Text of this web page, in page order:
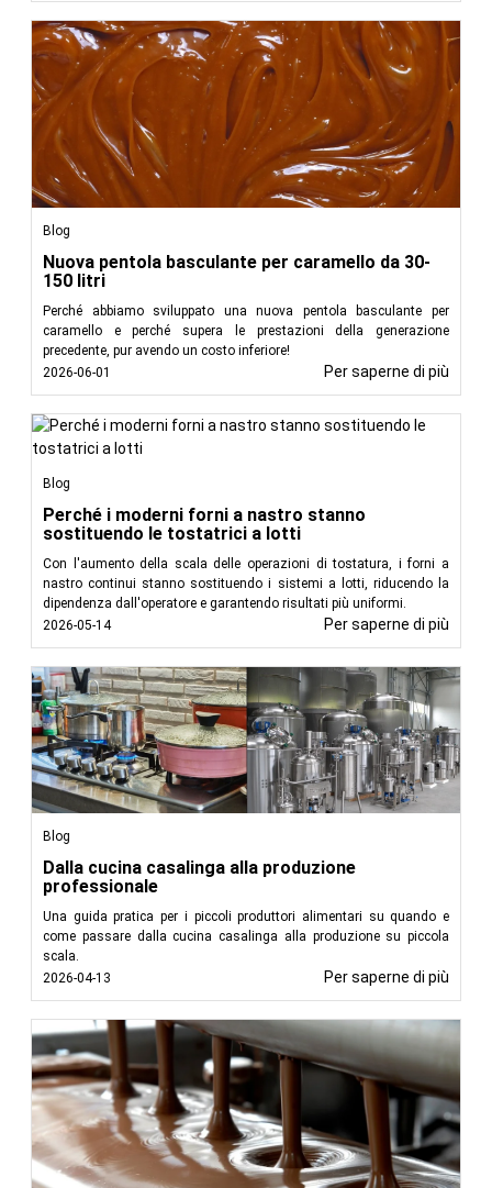
Blog
Nuova pentola basculante per caramello da 30-
150 litri
Perché abbiamo sviluppato una nuova pentola basculante per
caramello e perché supera le prestazioni della generazione
precedente, pur avendo un costo inferiore!
2026-06-01
Per saperne di più
Blog
Perché i moderni forni a nastro stanno
sostituendo le tostatrici a lotti
Con l'aumento della scala delle operazioni di tostatura, i forni a
nastro continui stanno sostituendo i sistemi a lotti, riducendo la
dipendenza dall'operatore e garantendo risultati più uniformi.
2026-05-14
Per saperne di più
Blog
Dalla cucina casalinga alla produzione
professionale
Una guida pratica per i piccoli produttori alimentari su quando e
come passare dalla cucina casalinga alla produzione su piccola
scala.
2026-04-13
Per saperne di più